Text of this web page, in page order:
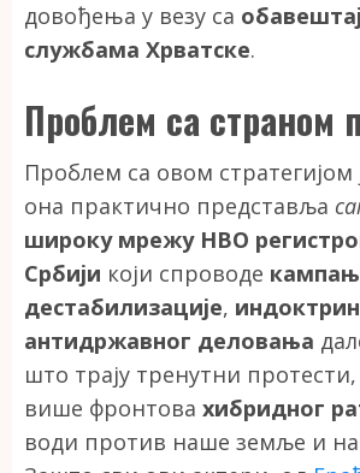
довођења у везу са
службама Хрватске.
Проблем са страном
Проблем са овом стратегијом
она практично представља
широку мрежу НВО
Србији који спроводе
дестабилизације,
антидржавног деловања
што трају тренутни
више фронтова хибридног
води против наше земље и